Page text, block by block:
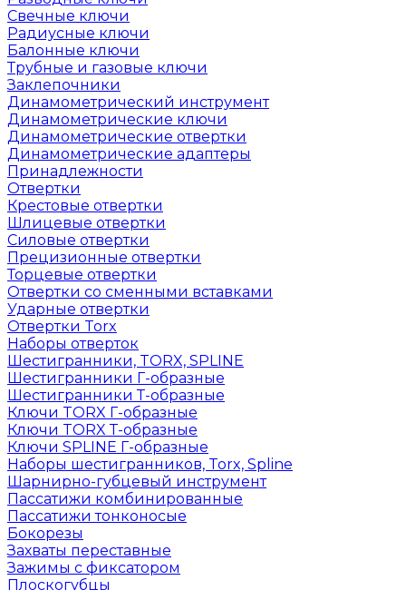
Свечные ключи
Радиусные ключи
Балонные ключи
Трубные и газовые ключи
Заклепочники
Динамометрический инструмент
Динамометрические ключи
Динамометрические отвертки
Динамометрические адаптеры
Принадлежности
Отвертки
Крестовые отвертки
Шлицевые отвертки
Силовые отвертки
Прецизионные отвертки
Торцевые отвертки
Отвертки со сменными вставками
Ударные отвертки
Отвертки Torx
Наборы отверток
Шестигранники, TORX, SPLINE
Шестигранники Г-образные
Шестигранники Т-образные
Ключи TORX Г-образные
Ключи TORX Т-образные
Ключи SPLINE Г-образные
Наборы шестигранников, Torx, Spline
Шарнирно-губцевый инструмент
Пассатижи комбинированные
Пассатижи тонконосые
Бокорезы
Захваты переставные
Зажимы с фиксатором
Плоскогубцы